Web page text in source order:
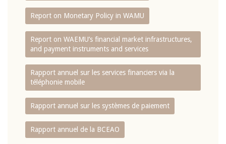
Report on Monetary Policy in WAMU
Report on WAEMU’s financial market infrastructures,
and payment instruments and services
Rapport annuel sur les services financiers via la
téléphonie mobile
Rapport annuel sur les systèmes de paiement
Rapport annuel de la BCEAO